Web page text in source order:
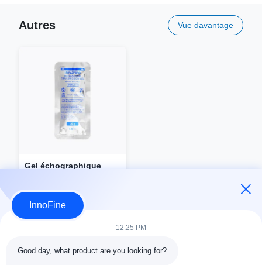
Autres Vue davantage
Gel échographique
InnoFine
12:25 PM
Good day, what product are you looking for?